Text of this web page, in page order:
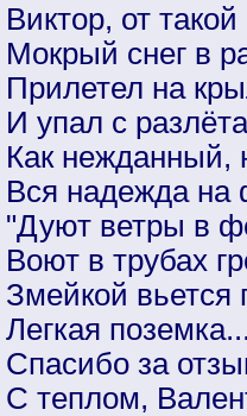
Виктор, от
Мокрый снег в
Прилетел на
И упал с
Как нежданный,
Вся надежда на
"Дуют ветры в
Воют в трубах
Змейкой вьется
Легкая
Спасибо за
С теплом,